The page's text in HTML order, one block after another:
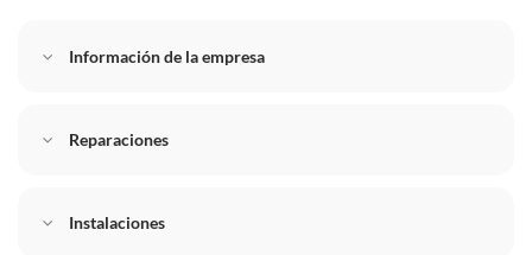
Información de la empresa
Reparaciones
Instalaciones